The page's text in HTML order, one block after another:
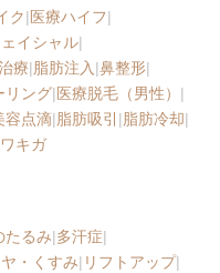
ク|医療ハイフ|
イシャル|
療|脂肪注入|鼻整形|
リング|医療脱毛（男性） |
容点滴|脂肪吸引 |脂肪冷却|
ワキガ
たるみ|多汗症|
・くすみ| リフトアップ|